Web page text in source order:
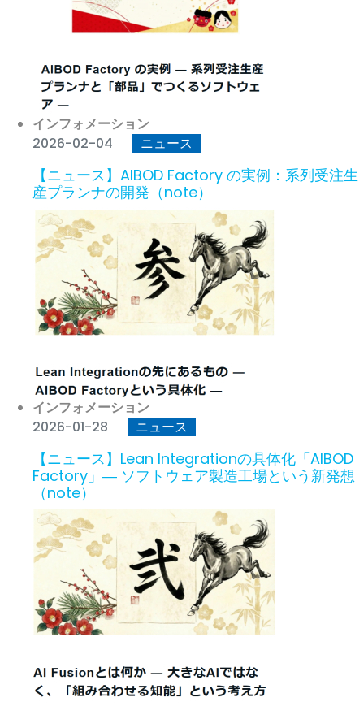
インフォメーション
2026-02-04
ニュース
【ニュース】AIBOD Factory の実例：系列受注生
産プランナの開発（note）
インフォメーション
2026-01-28
ニュース
【ニュース】Lean Integrationの具体化「AIBOD
Factory」― ソフトウェア製造工場という新発想
（note）